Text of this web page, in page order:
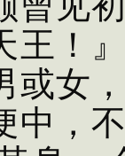
王！
或女
中，